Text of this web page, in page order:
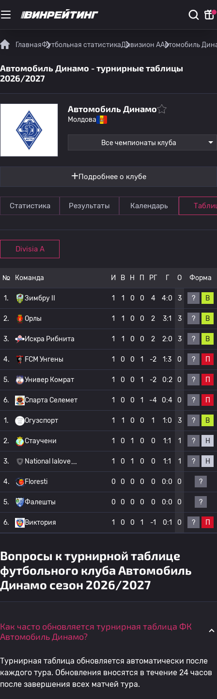
ГлавнаяФутбольная статистикаДивизион ААвтомобиль
Автомобиль Динамо - турнирные таблицы
2026/2027
Автомобиль Динамо
Молдова
Все чемпионаты клуба
Подробнее о клубе
Статистика Результаты Календарь
Divisia A
№ Команда И В Н П РГ Г О Форма
1. Зимбру II 1 1 0 0 4 4:0 3 ? В
2. Орлы 1 1 0 0 2 3:1 3 ? В
3. Искра Рибнита 1 1 0 0 2 2:0 3 ? В
4. FCM Унгены 1 0 0 1 -2 1:3 0 ? П
5. Универ Комрат 1 0 0 1 -2 0:2 0 ? П
6. Спарта Селемет 1 0 0 1 -4 0:4 0 ? П
1. Огузспорт 1 1 0 0 1 1:0 3 ? В
2. Стаучени 1 0 1 0 0 1:1 1 ? Н
3. National Ialove 1 0 1 0 0 1:1 1 ? Н
4. Floresti 0 0 0 0 0 0:0 0 ?
5. Фалешты 0 0 0 0 0 0:0 0 ?
6. Виктория 1 0 0 1 -1 0:1 0 ? П
Вопросы к турнирной таблице
футбольного клуба Автомобиль
Динамо сезон 2026/2027
Как часто обновляется турнирная таблица ФК
Автомобиль Динамо?
Турнирная таблица обновляется автоматически после
каждого тура. Обновления вносятся в течение 24 часов
после завершения всех матчей тура.